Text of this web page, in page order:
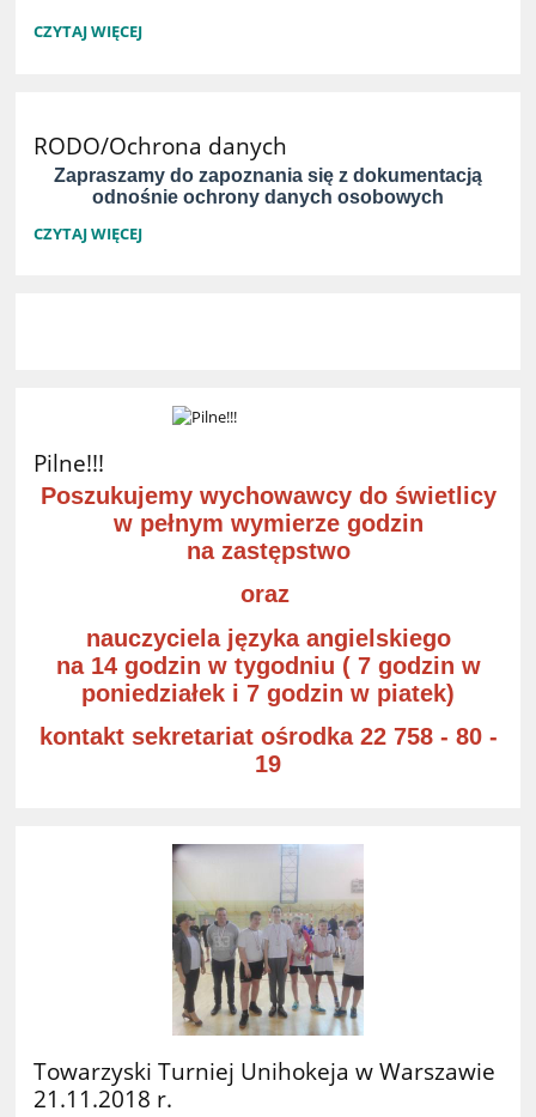
PROJEKTY:
CZYTAJ WIĘCEJ
RODO/Ochrona danych
Zapraszamy do zapoznania się z dokumentacją
odnośnie ochrony danych osobowych
RODO/OCHRONA
CZYTAJ WIĘCEJ
Pilne!!!
Poszukujemy wychowawcy do świetlicy
w pełnym wymierze godzin
na zastępstwo
oraz
nauczyciela języka angielskiego
na 14 godzin w tygodniu ( 7 godzin w
poniedziałek i 7 godzin w piatek)
kontakt sekretariat ośrodka 22 758 - 80 -
19
Towarzyski Turniej Unihokeja w Warszawie
21.11.2018 r.